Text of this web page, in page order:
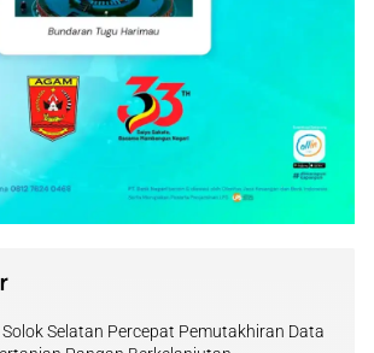
Selatan Percepat Pemutakhiran Data